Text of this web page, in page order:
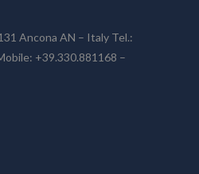
Ancona AN – Italy Tel.:
+39.330.881168 –